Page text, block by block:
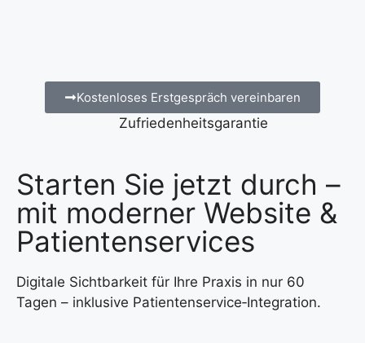
Kostenloses Erstgespräch vereinbaren
Zufriedenheitsgarantie
Starten Sie jetzt durch –
mit moderner Website &
Patientenservices
Digitale Sichtbarkeit für Ihre Praxis in nur 60
Tagen – inklusive Patientenservice‑Integration.